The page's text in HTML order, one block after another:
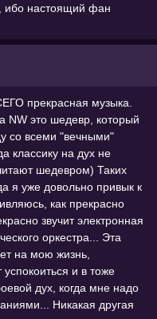
ибо настоящий фан
прекрасная музыка.
это шедевр, который
со всеми "вечными"
классику на дух не
шедевром) Таких
я уже довольно привык к
как прекрасно
звучит электронная
оркестра... Эта
на мою жизнь,
и в тоже
дух, когда мне надо
Никакая другая